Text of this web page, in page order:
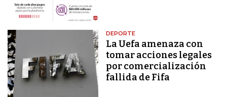
DEPORTE
La Uefa amenaza con
tomar acciones legales
por comercialización
fallida de Fifa